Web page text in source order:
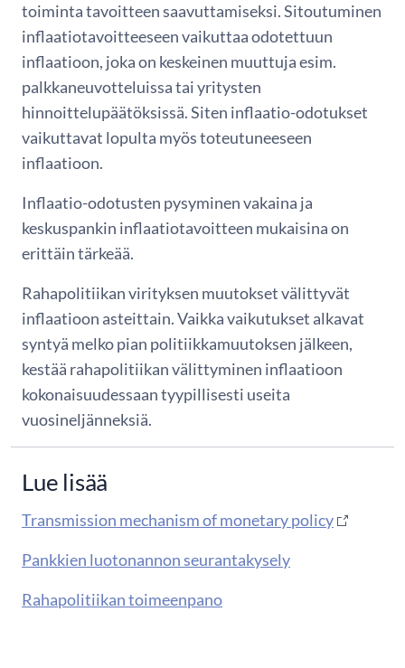
toiminta tavoitteen saavuttamiseksi. Sitoutuminen
inflaatiotavoitteeseen vaikuttaa odotettuun
inflaatioon, joka on keskeinen muuttuja esim.
palkkaneuvotteluissa tai yritysten
hinnoittelupäätöksissä. Siten inflaatio-odotukset
vaikuttavat lopulta myös toteutuneeseen
inflaatioon.
Inflaatio-odotusten pysyminen vakaina ja
keskuspankin inflaatiotavoitteen mukaisina on
erittäin tärkeää.
Rahapolitiikan virityksen muutokset välittyvät
inflaatioon asteittain. Vaikka vaikutukset alkavat
syntyä melko pian politiikkamuutoksen jälkeen,
kestää rahapolitiikan välittyminen inflaatioon
kokonaisuudessaan tyypillisesti useita
vuosineljänneksiä.
Lue lisää
Transmission mechanism of monetary policy
Pankkien luotonannon seurantakysely
Rahapolitiikan toimeenpano